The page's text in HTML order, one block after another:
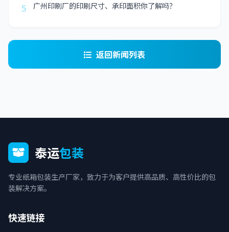
5 广州印刷厂的印刷尺寸、承印面积你了解吗？
返回新闻列表
泰运包装
专业纸箱包装生产厂家，致力于为客户提供高品质、高性价比的包
装解决方案。
快速链接